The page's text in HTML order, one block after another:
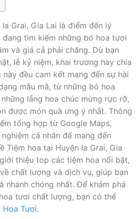
Grai, Gia Lai là điểm đến lý
tìm kiếm những bó hoa tươi
và giá cả phải chăng. Dù bạn
lễ kỷ niệm, khai trương hay chia
này đều cam kết mang đến sự hài
mẫu mã, từ những bó hoa
lẵng hoa chúc mừng rực rỡ,
được món quà ưng ý nhất. Thông
tổng hợp từ Google Maps,
cá nhân để mang đến
Tiệm hoa tại Huyện Ia Grai, Gia
thiệu top các tiệm hoa nổi bật,
chất lượng và dịch vụ, giúp bạn
nhanh chóng nhất. Để khám phá
tươi chất lượng, bạn có thể
Hoa Tươi.